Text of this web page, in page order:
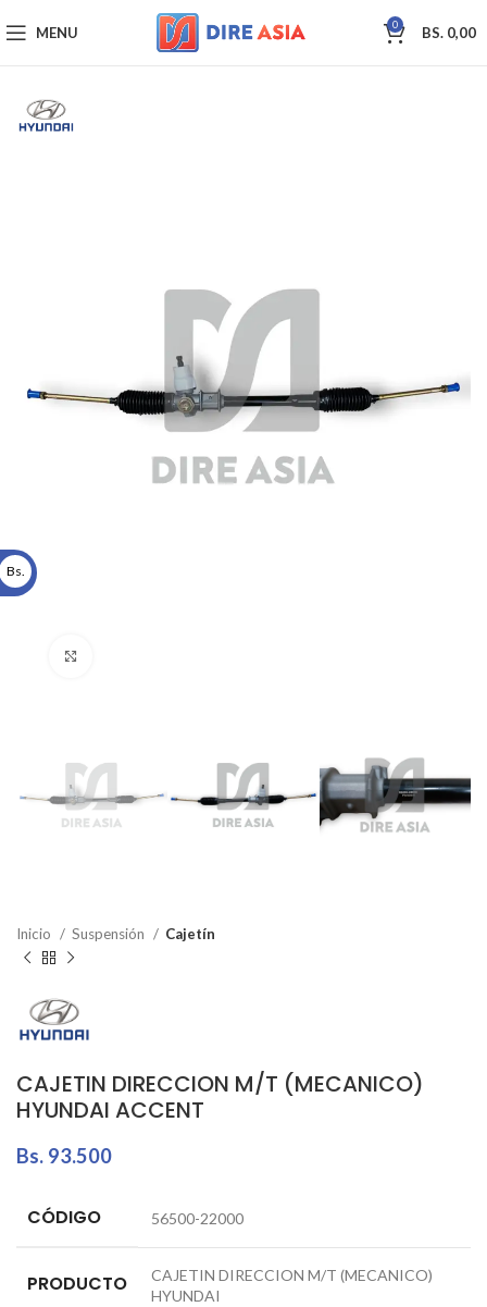
MENU 0 BS. 0,00
Inicio Suspensión Cajetín
CAJETIN DIRECCION M/T (MECANICO)
HYUNDAI ACCENT
Bs. 93.500
CÓDIGO 56500-22000
PRODUCTO
CAJETIN DIRECCION M/T (MECANICO)
HYUNDAI
Bs.